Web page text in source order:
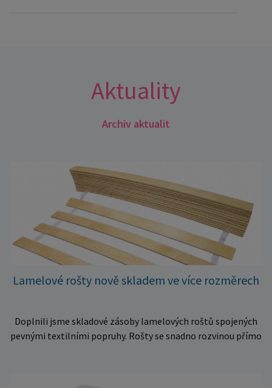
Aktuality
Archiv aktualit
Lamelové rošty nově skladem ve více rozměrech
Doplnili jsme skladové zásoby lamelových roštů spojených
pevnými textilními popruhy. Rošty se snadno rozvinou přímo